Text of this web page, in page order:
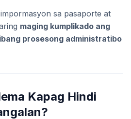
sa pasaporte at
maging kumplikado ang
prosesong administratibo
Kapag Hindi